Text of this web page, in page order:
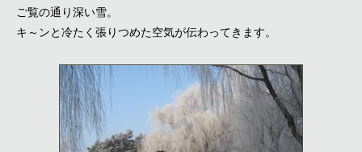
ご覧の通り深い雪。
キ～ンと冷たく張りつめた空気が伝わってきます。